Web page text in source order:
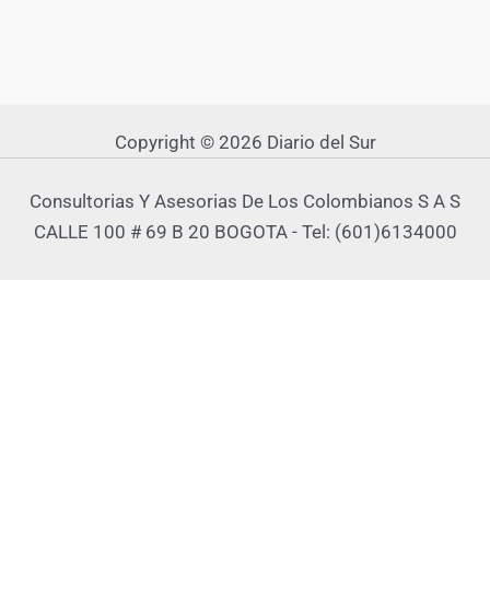
Copyright © 2026 Diario del Sur
Consultorias Y Asesorias De Los Colombianos S A S
CALLE 100 # 69 B 20 BOGOTA - Tel: (601)6134000